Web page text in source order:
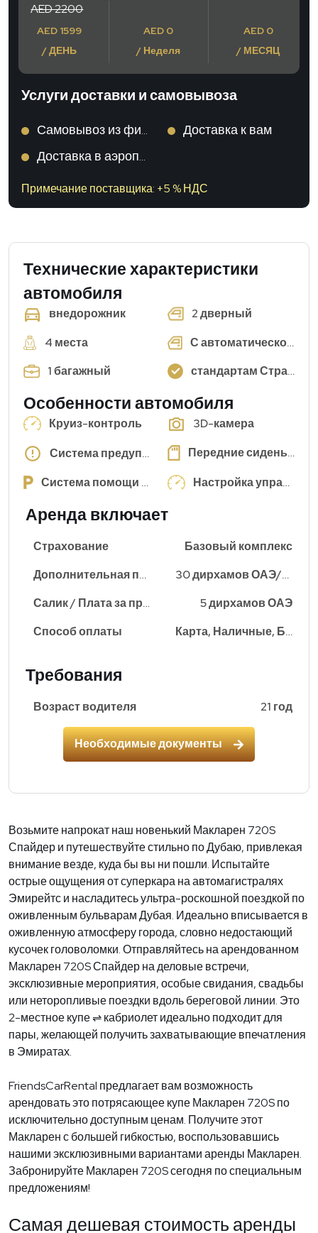
AED 2200
AED 1599
/ ДЕНЬ
AED 0
/ Неделя
AED 0
/ МЕСЯЦ
Услуги доставки и самовывоза
Самовывоз из филиала
Доставка к вам
Доставка в аэропорт
Примечание поставщика: +5 % НДС
Технические характеристики
автомобиля
внедорожник
2 дверный
4 места
С автоматической коробкой передач
1 багажный
стандартам Стран Персидского залива
Особенности автомобиля
Круиз-контроль
3D-камера
Система предупреждения в слепых зонах
Передние сиденья с памятью
Система помощи при парковке
Настройка управления
Аренда включает
Страхование
Дополнительная плата за километраж
Салик / Плата за проезд
Способ оплаты
Базовый комплекс
30 дирхамов ОАЭ/км (±)
5 дирхамов ОАЭ
Карта, Наличные, Банковский перевод
Требования
Возраст водителя 21 год
Необходимые документы
Возьмите напрокат наш новенький Макларен 720S
Спайдер и путешествуйте стильно по Дубаю, привлекая
внимание везде, куда бы вы ни пошли. Испытайте
острые ощущения от суперкара на автомагистралях
Эмирейтс и насладитесь ультра-роскошной поездкой по
оживленным бульварам Дубая. Идеально вписывается в
оживленную атмосферу города, словно недостающий
кусочек головоломки. Отправляйтесь на арендованном
Макларен 720S Спайдер на деловые встречи,
эксклюзивные мероприятия, особые свидания, свадьбы
или неторопливые поездки вдоль береговой линии. Это
2-местное купе ⇌ кабриолет идеально подходит для
пары, желающей получить захватывающие впечатления
в Эмиратах.
FriendsCarRental предлагает вам возможность
арендовать это потрясающее купе Макларен 720S по
исключительно доступным ценам. Получите этот
Макларен с большей гибкостью, воспользовавшись
нашими эксклюзивными вариантами аренды Макларен.
Забронируйте Макларен 720S сегодня по специальным
предложениям!
Самая дешевая стоимость аренды